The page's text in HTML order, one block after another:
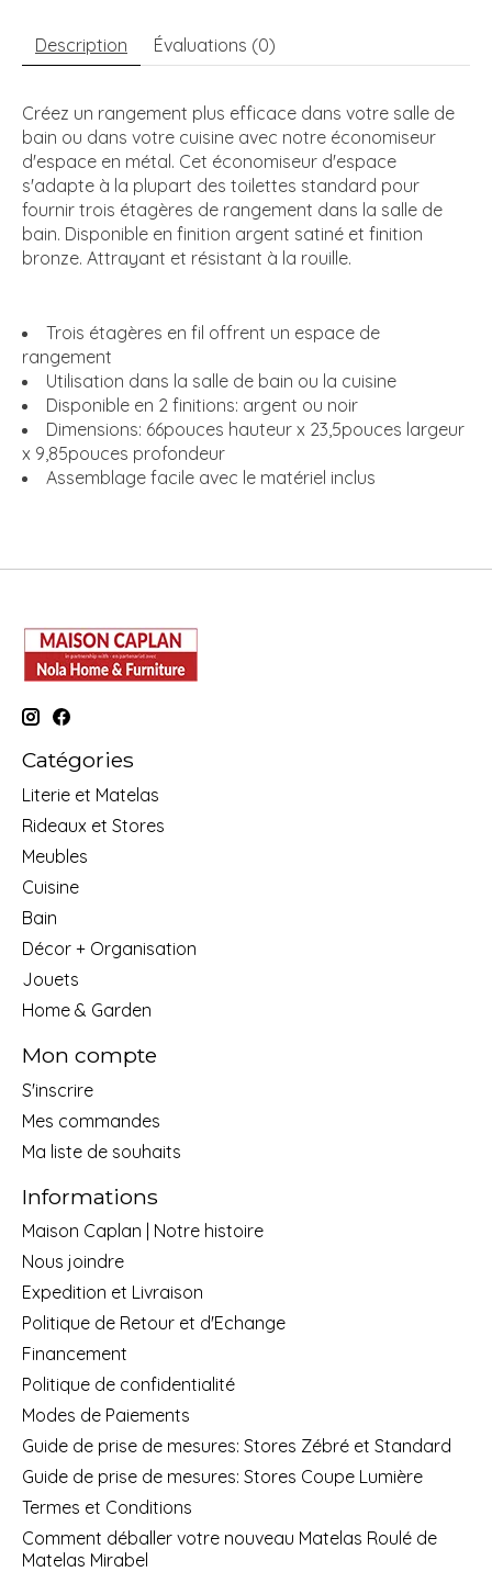
Description Évaluations (0)
Créez un rangement plus efficace dans votre salle de
bain ou dans votre cuisine avec notre économiseur
d'espace en métal. Cet économiseur d'espace
s'adapte à la plupart des toilettes standard pour
fournir trois étagères de rangement dans la salle de
bain. Disponible en finition argent satiné et finition
bronze. Attrayant et résistant à la rouille.
Trois étagères en fil offrent un espace de
rangement
Utilisation dans la salle de bain ou la cuisine
Disponible en 2 finitions: argent ou noir
Dimensions: 66pouces hauteur x 23,5pouces largeur
x 9,85pouces profondeur
Assemblage facile avec le matériel inclus
Catégories
Literie et Matelas
Rideaux et Stores
Meubles
Cuisine
Bain
Décor + Organisation
Jouets
Home & Garden
Mon compte
S'inscrire
Mes commandes
Ma liste de souhaits
Informations
Maison Caplan | Notre histoire
Nous joindre
Expedition et Livraison
Politique de Retour et d'Echange
Financement
Politique de confidentialité
Modes de Paiements
Guide de prise de mesures: Stores Zébré et Standard
Guide de prise de mesures: Stores Coupe Lumière
Termes et Conditions
Comment déballer votre nouveau Matelas Roulé de
Matelas Mirabel